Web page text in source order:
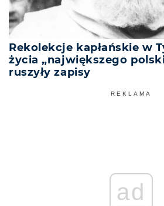
Rekolekcje kapłańskie w
życia „największego
ruszyły zapisy
REKLAMA
ad